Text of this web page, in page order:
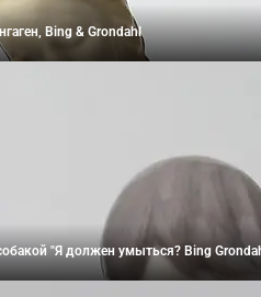
Bing & Grondahl
"Я должен умыться? Bing